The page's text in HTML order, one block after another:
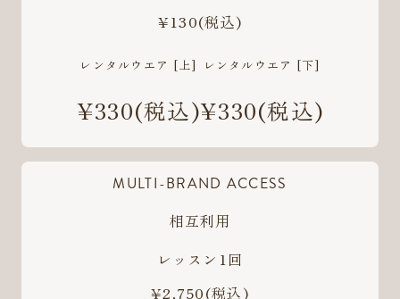
¥130(税込)
レンタルウエア [上]
¥330(税込)
レンタルウエア [下]
¥330(税込)
MULTI-BRAND ACCESS
相互利用
レッスン1回
¥2,750(税込)